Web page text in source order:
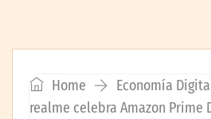
Home
Economía
realme celebra Amazon Prime